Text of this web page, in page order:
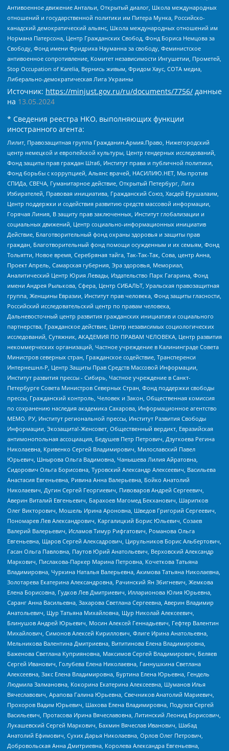
Антивоенное движение Антальи, Открытый диалог, Школа международных
отношений и государственной политики им Питера Мунка, Российско-
канадский демократический альянс, Школа международных отношений им
Нормана Патерсона, Центр Гражданских Свобод, Фонд Бориса Немцова за
Свободу, Фонд имени Фридриха Науманна за свободу, Феминистское
антивоенное сопротивление, Комитет независимости Ингушетии, Прометей,
Stop Occupation of Karelia, Вернись живым, Фридом Хаус, СОТА медиа,
Либерально-демократическая Лига Украины
Источник: https://minjust.gov.ru/ru/documents/7756/ данные
на 13.05.2024
* Сведения реестра НКО, выполняющих функции
иностранного агента:
Лилит, Правозащитная группа Гражданин.Армия.Право, Нижегородский
центр немецкой и европейской культуры, Центр гендерных исследований,
Фонд защиты прав граждан Штаб, Институт права и публичной политики,
Фонд борьбы с коррупцией, Альянс врачей, НАСИЛИЮ.НЕТ, Мы против
СПИДа, СВЕЧА, Гуманитарное действие, Открытый Петербург, Лига
Избирателей, Правовая инициатива, Гражданский Союз, Хасдей Ерушалаим,
Центр поддержки и содействия развитию средств массовой информации,
Горячая Линия, В защиту прав заключенных, Институт глобализации и
социальных движений, Центр социально-информационных инициатив
Действие, Благотворительный фонд охраны здоровья и защиты прав
граждан, Благотворительный фонд помощи осужденным и их семьям, Фонд
Тольятти, Новое время, Серебряная тайга, Так-Так-Так, Сова, центр Анна,
Проект Апрель, Самарская губерния, Эра здоровья, Мемориал,
Аналитический Центр Юрия Левады, Издательство Парк Гагарина, Фонд
имени Андрея Рылькова, Сфера, Центр СИБАЛЬТ, Уральская правозащитная
группа, Женщины Евразии, Институт прав человека, Фонд защиты гласности,
Российский исследовательский центр по правам человека,
Дальневосточный центр развития гражданских инициатив и социального
партнерства, Гражданское действие, Центр независимых социологических
исследований, Сутяжник, АКАДЕМИЯ ПО ПРАВАМ ЧЕЛОВЕКА, Центр развития
некоммерческих организаций, Частное учреждение в Калининграде Совета
Министров северных стран, Гражданское содействие, Трансперенси
Интернешнл-Р, Центр Защиты Прав Средств Массовой Информации,
Институт развития прессы - Сибирь, Частное учреждение в Санкт-
Петербурге Совета Министров Северных Стран, Фонд поддержки свободы
прессы, Гражданский контроль, Человек и Закон, Общественная комиссия
по сохранению наследия академика Сахарова, Информационное агентство
МЕМО. РУ, Институт региональной прессы, Институт Развития Свободы
Информации, Экозащита!-Женсовет, Общественный вердикт, Евразийская
антимонопольная ассоциация, Бедушев Петр Петрович, Дзугкоева Регина
Николаевна, Кривенко Сергей Владимирович, Милославский Павел
Юрьевич, Шнырова Ольга Вадимовна, Чанышева Лилия Айратовна,
Сидорович Ольга Борисовна, Туровский Александр Алексеевич, Васильева
Анастасия Евгеньевна, Ривина Анна Валерьевна, Бойко Анатолий
Николаевич, Дугин Сергей Георгиевич, Пивоваров Андрей Сергеевич,
Аверин Виталий Евгеньевич, Барахоев Магомед Бекханович, Шарипков
Олег Викторович, Мошель Ирина Ароновна, Шведов Григорий Сергеевич,
Пономарев Лев Александрович, Каргалицкий Борис Юльевич, Созаев
Валерий Валерьевич, Исламов Тимур Рифгатович, Романова Ольга
Евгеньевна, Щаров Сергей Алексадрович, Цирульников Борис Альбертович,
Гасан Ольга Павловна, Паутов Юрий Анатольевич, Верховский Александр
Маркович, Пислакова-Паркер Марина Петровна, Кочеткова Татьяна
Владимировна, Чуркина Наталья Валерьевна, Акимова Татьяна Николаевна,
Золотарева Екатерина Александровна, Рачинский Ян Збигневич, Жемкова
Елена Борисовна, Гудков Лев Дмитриевич, Илларионова Юлия Юрьевна,
Саранг Анна Васильевна, Захарова Светлана Сергеевна, Аверин Владимир
Анатольевич, Щур Татьяна Михайловна, Щур Николай Алексеевич,
Блинушов Андрей Юрьевич, Мосин Алексей Геннадьевич, Гефтер Валентин
Михайлович, Симонов Алексей Кириллович, Флиге Ирина Анатольевна,
Мельникова Валентина Дмитриевна, Вититинова Елена Владимировна,
Баженова Светлана Куприяновна, Максимов Сергей Владимирович, Беляев
Сергей Иванович, Голубева Елена Николаевна, Ганнушкина Светлана
Алексеевна, Закс Елена Владимировна, Буртина Елена Юрьевна, Гендель
Людмила Залмановна, Кокорина Екатерина Алексеевна, Шуманов Илья
Вячеславович, Арапова Галина Юрьевна, Свечников Анатолий Мариевич,
Прохоров Вадим Юрьевич, Шахова Елена Владимировна, Подузов Сергей
Васильевич, Протасова Ирина Вячеславовна, Литинский Леонид Борисович,
Лукашевский Сергей Маркович, Бахмин Вячеслав Иванович, Шабад
Анатолий Ефимович, Сухих Дарья Николаевна, Орлов Олег Петрович,
Добровольская Анна Дмитриевна, Королева Александра Евгеньевна,